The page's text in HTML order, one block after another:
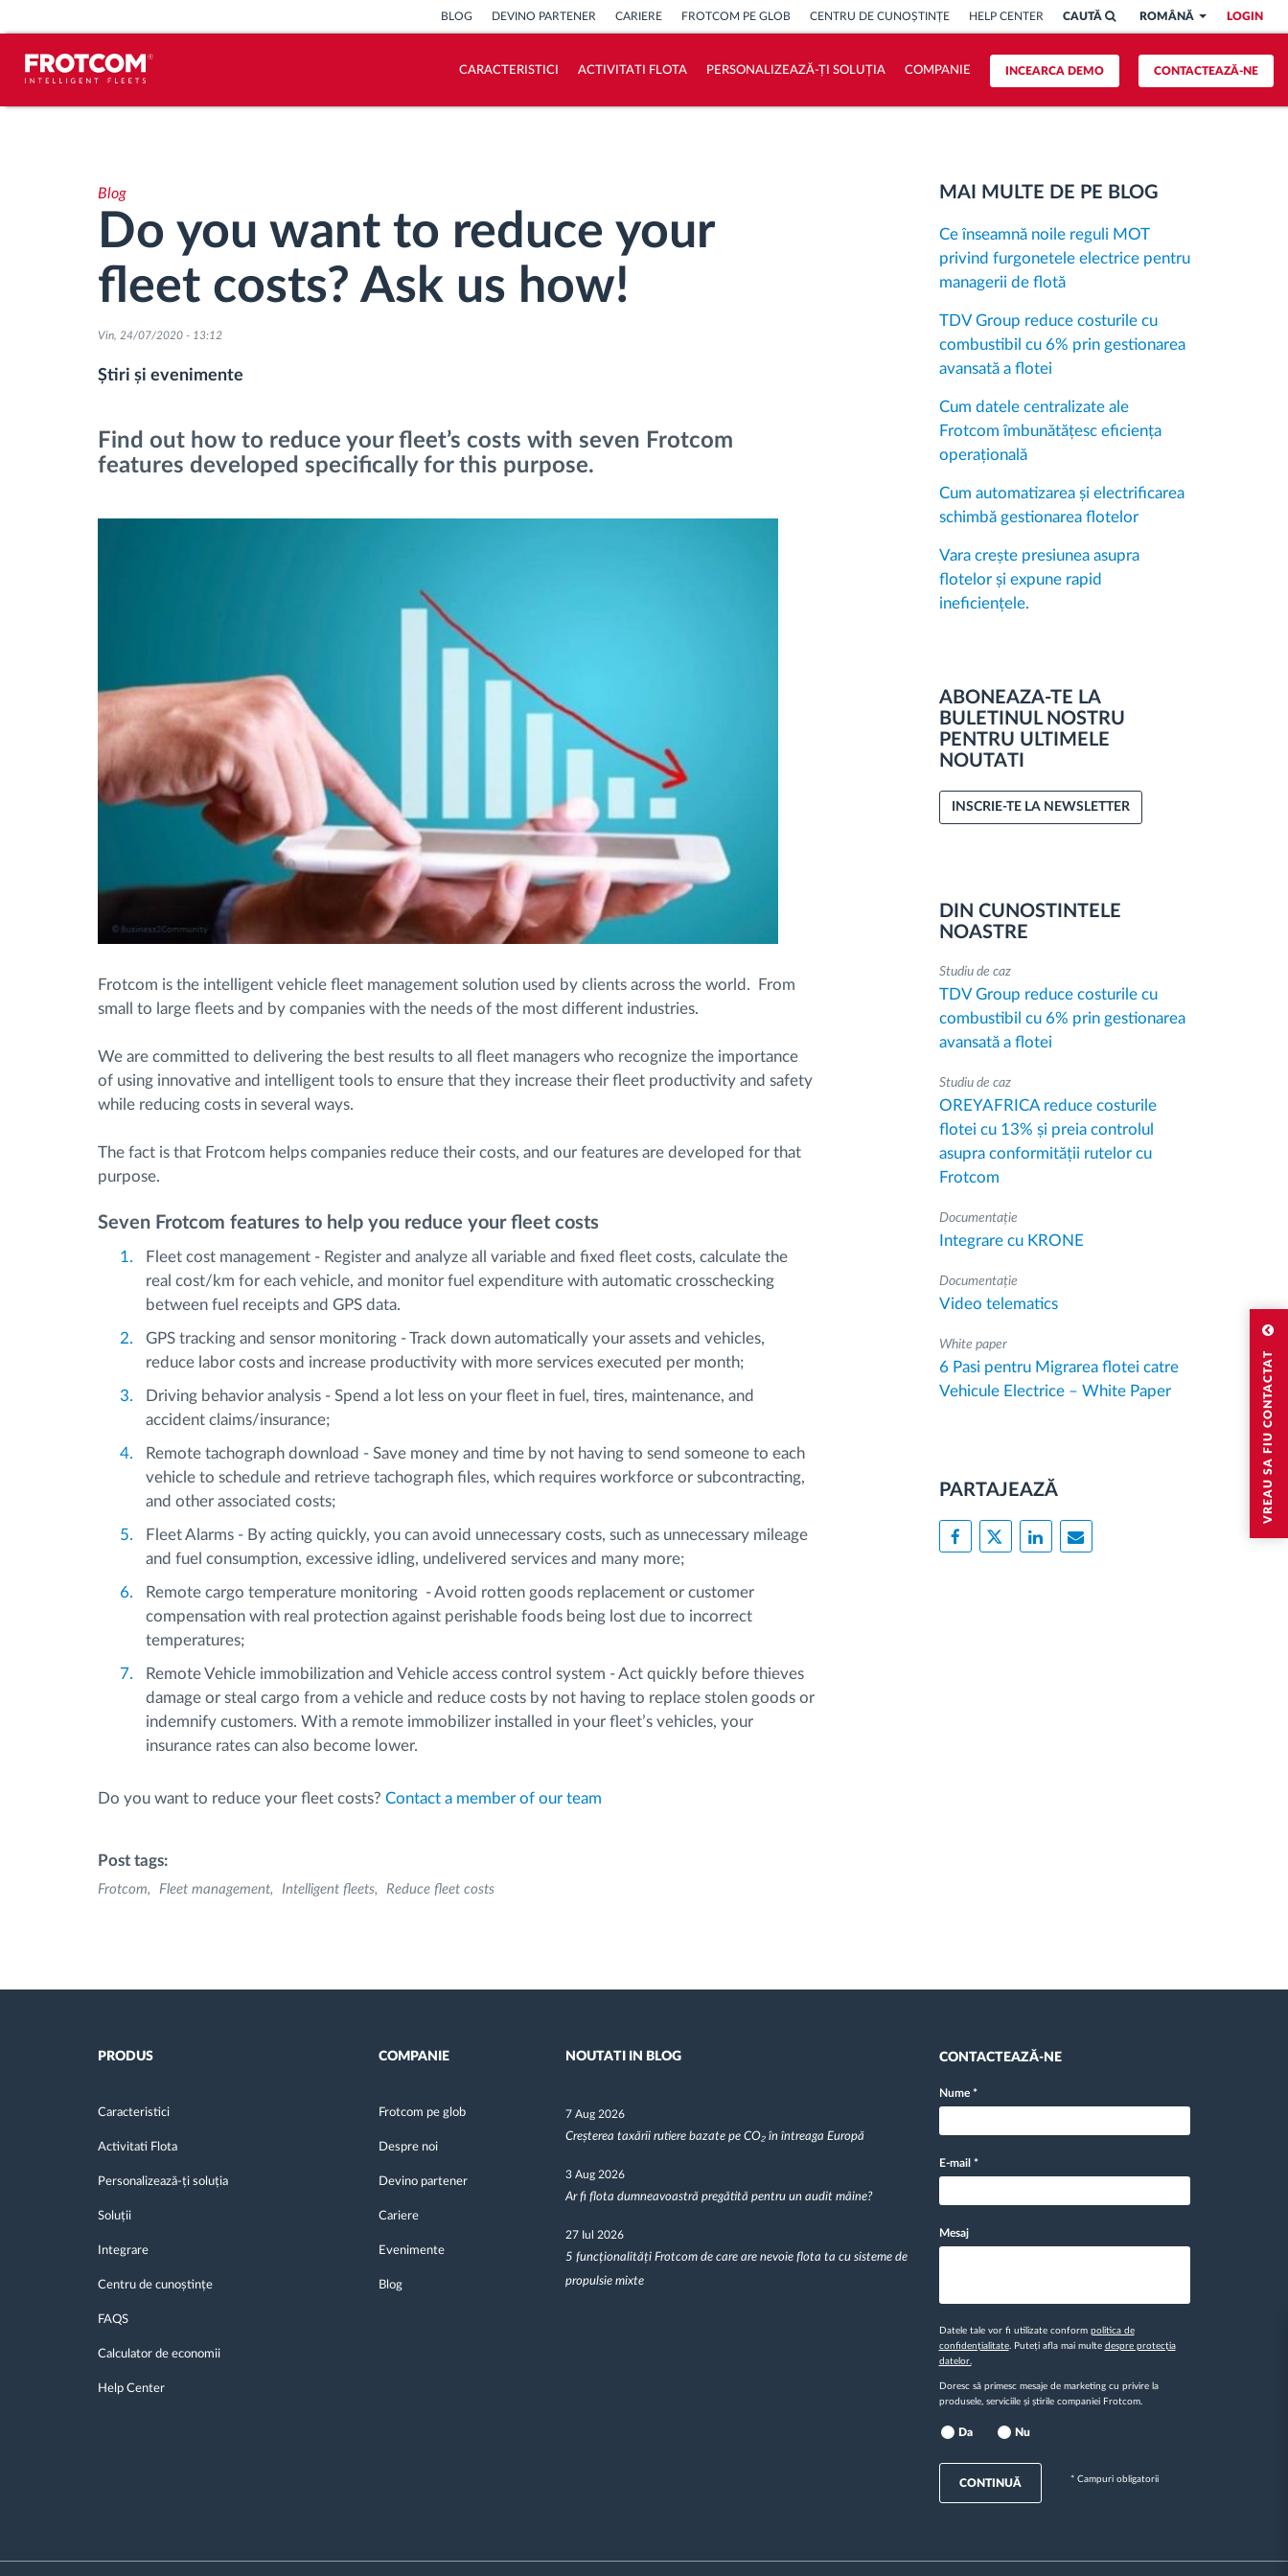
VREAU SA FIU CONTACTAT
LOGIN
ROMÂNĂ
CAUTĂ
BLOG DEVINO PARTENER CARIERE FROTCOM PE GLOB CENTRU DE CUNOȘTINȚE HELP CENTER
CONTACTEAZĂ-NE
INCEARCA DEMO
CARACTERISTICI ACTIVITATI FLOTA PERSONALIZEAZĂ-ȚI SOLUȚIA COMPANIE
Analiza stilului de condus
Monitorizarea timpilor de conducere
Descărcare tahograf remote
Controlul accesului
Managementul combustibilului
Blog
Do you want to reduce your
fleet costs? Ask us how!
Vin, 24/07/2020 - 13:12
Știri și evenimente
Find out how to reduce your fleet’s costs with seven Frotcom
features developed specifically for this purpose.
Frotcom is the intelligent vehicle fleet management solution used by clients across the world. From
small to large fleets and by companies with the needs of the most different industries.
We are committed to delivering the best results to all fleet managers who recognize the importance
of using innovative and intelligent tools to ensure that they increase their fleet productivity and safety
while reducing costs in several ways.
The fact is that Frotcom helps companies reduce their costs, and our features are developed for that
purpose.
Seven Frotcom features to help you reduce your fleet costs
Fleet cost management - Register and analyze all variable and fixed fleet costs, calculate the
real cost/km for each vehicle, and monitor fuel expenditure with automatic crosschecking
between fuel receipts and GPS data.
GPS tracking and sensor monitoring - Track down automatically your assets and vehicles,
reduce labor costs and increase productivity with more services executed per month;
Driving behavior analysis - Spend a lot less on your fleet in fuel, tires, maintenance, and
accident claims/insurance;
Remote tachograph download - Save money and time by not having to send someone to each
vehicle to schedule and retrieve tachograph files, which requires workforce or subcontracting,
and other associated costs;
Fleet Alarms - By acting quickly, you can avoid unnecessary costs, such as unnecessary mileage
and fuel consumption, excessive idling, undelivered services and many more;
Remote cargo temperature monitoring - Avoid rotten goods replacement or customer
compensation with real protection against perishable foods being lost due to incorrect
temperatures;
Remote Vehicle immobilization and Vehicle access control system - Act quickly before thieves
damage or steal cargo from a vehicle and reduce costs by not having to replace stolen goods or
indemnify customers. With a remote immobilizer installed in your fleet’s vehicles, your
insurance rates can also become lower.
Do you want to reduce your fleet costs? Contact a member of our team
Post tags:
Frotcom Fleet management Intelligent fleets Reduce fleet costs
MAI MULTE DE PE BLOG
Ce înseamnă noile reguli MOT
privind furgonetele electrice pentru
managerii de flotă
TDV Group reduce costurile cu
combustibil cu 6% prin gestionarea
avansată a flotei
Cum datele centralizate ale
Frotcom îmbunătățesc eficiența
operațională
Cum automatizarea și electrificarea
schimbă gestionarea flotelor
Vara crește presiunea asupra
flotelor și expune rapid
ineficiențele.
ABONEAZA-TE LA
BULETINUL NOSTRU
PENTRU ULTIMELE
NOUTATI
INSCRIE-TE LA NEWSLETTER
DIN CUNOSTINTELE
NOASTRE
Studiu de caz
TDV Group reduce costurile cu
combustibil cu 6% prin gestionarea
avansată a flotei
Studiu de caz
OREYAFRICA reduce costurile
flotei cu 13% și preia controlul
asupra conformității rutelor cu
Frotcom
Documentație
Integrare cu KRONE
Documentație
Video telematics
White paper
6 Pasi pentru Migrarea flotei catre
Vehicule Electrice – White Paper
PARTAJEAZĂ
PRODUS
Caracteristici
Activitati Flota
Personalizează-ți soluția
Soluții
Integrare
Centru de cunoștințe
FAQS
Calculator de economii
Help Center
COMPANIE
Frotcom pe glob
Despre noi
Devino partener
Cariere
Evenimente
Blog
NOUTATI IN BLOG
7 Aug 2026
Creșterea taxării rutiere bazate pe CO₂ în întreaga Europă
3 Aug 2026
Ar fi flota dumneavoastră pregătită pentru un audit mâine?
27 Iul 2026
5 funcționalități Frotcom de care are nevoie flota ta cu sisteme de
propulsie mixte
CONTACTEAZĂ-NE
Nume *
E-mail *
Mesaj
Datele tale vor fi utilizate conform politica de
confidențialitate. Puteți afla mai multe despre protecția
datelor.
Doresc să primesc mesaje de marketing cu privire la
produsele, serviciile și știrile companiei Frotcom.
Da Nu
CONTINUĂ * Campuri obligatorii